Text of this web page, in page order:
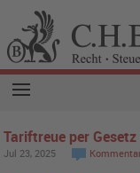
Tariftreue per
Jul 23, 2025